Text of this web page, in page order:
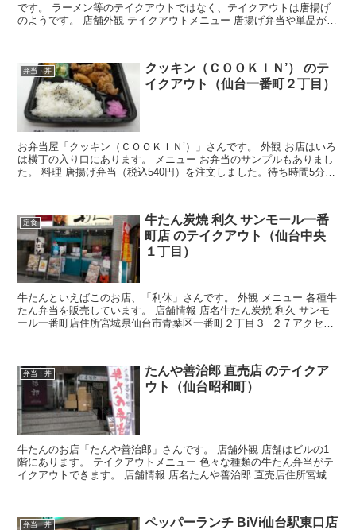
です。 ラーメン等のテイクアウトではなく、テイクアウトは唐揚げ
のようです。 店舗外観 テイクアウトメニュー 唐揚げ弁当や単品がテ
弁当・丼
クッキン（ＣＯＯＫＩＮ’） のテ
イクアウト（仙台一番町２丁目）
お弁当屋「クッキン（ＣＯＯＫＩＮ’）」さんです。 外観 お店はいろ
は横丁の入り口にあります。 メニュー お弁当のサンプルもありまし
た。 料理 唐揚げ弁当（税込540円）を注文しました。待ち時間5分ほ
定食
牛たん炭焼 利久 サンモール一番
町店 のテイクアウト（仙台中央
１丁目）
牛たんといえばこのお店、「利休」さんです。 外観 メニュー 各種牛
たん弁当を販売しています。 店舗情報 店名牛たん炭焼 利久 サンモ
ール一番町店住所宮城県仙台市青葉区一番町２丁目３−２７アクセス
弁当・丼
たんや善治郎 直売店 のテイクア
ウト（仙台昭和町）
牛たんのお店「たんや善治郎」さんです。 店舗外観 店舗はビルの1
階にあります。 テイクアウトメニュー 色々な種類の牛たん弁当がテ
イクアウトできます。 店舗情報 店名たんや善治郎 直売店住所宮城県
弁当・丼
ペッパーランチ BiVi仙台駅東口店